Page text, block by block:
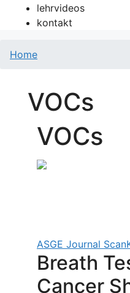
lehrvideos
kontakt
Home
VOCs
VOCs
ASGE Journal Scan
Breath
Cancer